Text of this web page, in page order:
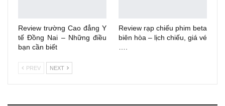
Review trường Cao đẳng Y
tế Đồng Nai – Những điều
bạn cần biết
Review rạp chiếu phim beta
biên hòa – lịch chiếu, giá vé
….
PREV NEXT